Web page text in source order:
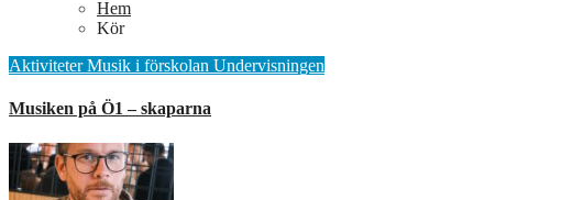
Hem
Kör
AktiviteterMusik i förskolan Undervisningen
Musiken på Ö1 – skaparna